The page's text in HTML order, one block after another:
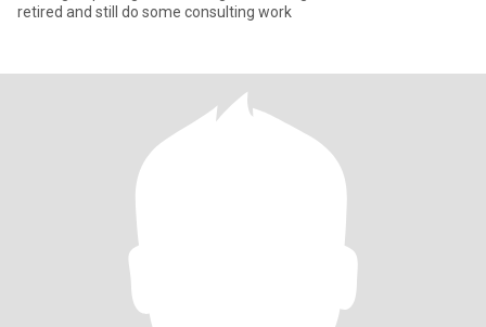
retired and still do some consulting work